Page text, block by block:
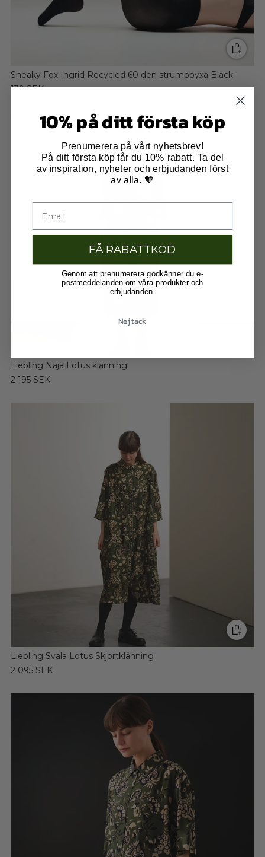
Sneaky Fox Ingrid Recycled 60 den strumpbyxa Black
139 SEK
Liebling Naja Lotus klänning
2 195 SEK
Liebling Svala Lotus Skjortklänning
2 095 SEK
10% på ditt första köp
Prenumerera på vårt nyhetsbrev!
På ditt första köp får du 10% rabatt. Ta del
av inspiration, nyheter och erbjudanden först
av alla. 🧡
FÅ RABATTKOD
Genom att prenumerera godkänner du e-
postmeddelanden om våra produkter och
erbjudanden.
Nej tack